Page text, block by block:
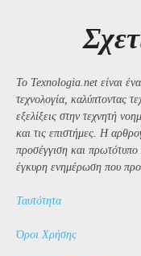
Το Texnologia.net είναι
τεχνολογία, καλύπτοντας
εξελίξεις στην τεχνητή
και τις επιστήμες. Η
προσέγγιση και πρωτότυπο
έγκυρη ενημέρωση που
Ταυτότητα
Όροι Χρήσης